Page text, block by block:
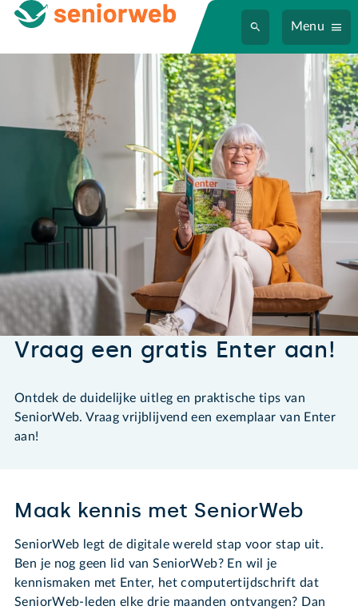
Menu
Vraag een gratis Enter aan!
Ontdek de duidelijke uitleg en praktische tips van
SeniorWeb. Vraag vrijblijvend een exemplaar van Enter
aan!
Maak kennis met SeniorWeb
SeniorWeb legt de digitale wereld stap voor stap uit.
Ben je nog geen lid van SeniorWeb? En wil je
kennismaken met Enter, het computertijdschrift dat
SeniorWeb-leden elke drie maanden ontvangen? Dan